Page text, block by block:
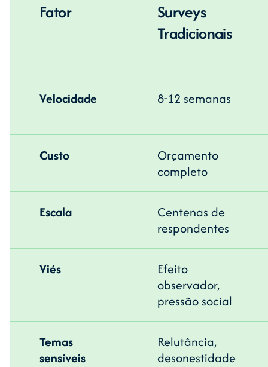
Fator
Surveys
Tradicionais
Velocidade 8-12 semanas
Custo
Orçamento
completo
Escala
Centenas de
respondentes
Viés
Efeito
observador,
pressão social
Temas
sensíveis
Relutância,
desonestidade